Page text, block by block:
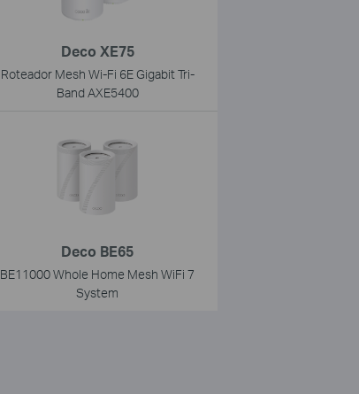
Deco XE75
Roteador Mesh Wi-Fi 6E Gigabit Tri-
Band AXE5400
Deco BE65
BE11000 Whole Home Mesh WiFi 7
System